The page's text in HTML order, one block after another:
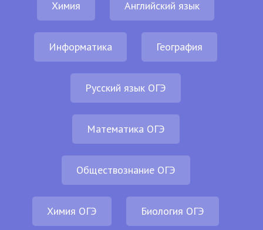
Химия Английский язык
Информатика География
Русский язык ОГЭ
Математика ОГЭ
Обществознание ОГЭ
Химия ОГЭ Биология ОГЭ